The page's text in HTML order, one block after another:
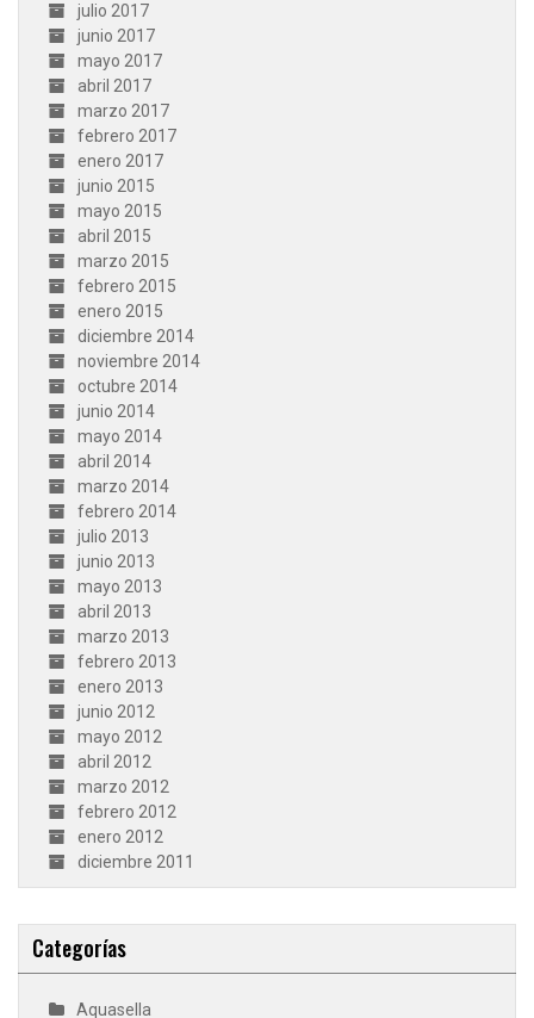
julio 2017
junio 2017
mayo 2017
abril 2017
marzo 2017
febrero 2017
enero 2017
junio 2015
mayo 2015
abril 2015
marzo 2015
febrero 2015
enero 2015
diciembre 2014
noviembre 2014
octubre 2014
junio 2014
mayo 2014
abril 2014
marzo 2014
febrero 2014
julio 2013
junio 2013
mayo 2013
abril 2013
marzo 2013
febrero 2013
enero 2013
junio 2012
mayo 2012
abril 2012
marzo 2012
febrero 2012
enero 2012
diciembre 2011
Categorías
Aquasella